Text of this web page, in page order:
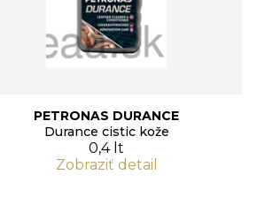
PETRONAS DURANCE
Durance cistic kože
0,4 lt
Zobraziť detail